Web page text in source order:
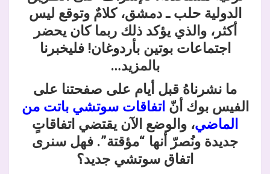
الدولية حلب ـ دمشق، كلامٌ وتوقع ليس
أكثر، والذي يؤكد ذلك ربما كان يحضر
اجتماعات بوتين بأردوغان! فليخبرنا
بالمزيد…
ما نشرناهُ قبل أيام على صفحتنا على
الفيس بوك أنّ اتفاقات سوتشي باتت من
الماضي، والوضع الآن يقتضي اتفاقاتٍ
جديدة ونُصرّ أنها “مؤقتة”. فهل سنرى
اتفاق سوتشي جديد؟